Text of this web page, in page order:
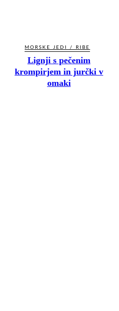
MORSKE JEDI / RIBE
Lignji s pečenim
krompirjem in jurčki v
omaki